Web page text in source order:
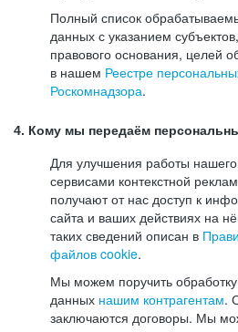
Полный список
данных с указанием
правового основания, целей
в нашем Реестре
Роскомнадзора.
4. Кому мы передаём
Для улучшения работы
сервисами контекстной
получают от нас доступ к
сайта и ваших действиях на
таких сведений описан в
файлов cookie.
Мы можем поручить
данных нашим контрагентам.
заключаются договоры. Мы